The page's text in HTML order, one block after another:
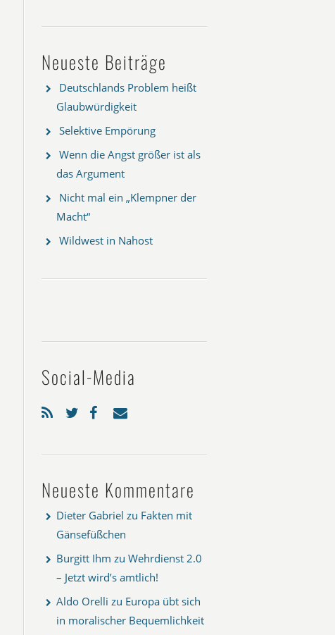
Neueste Beiträge
Deutschlands Problem heißt
Glaubwürdigkeit
Selektive Empörung
Wenn die Angst größer ist als
das Argument
Nicht mal ein „Klempner der
Macht“
Wildwest in Nahost
Social-Media
Neueste Kommentare
Dieter Gabriel zu Fakten mit
Gänsefüßchen
Burgitt Ihm zu Wehrdienst 2.0
– Jetzt wird’s amtlich!
Aldo Orelli zu Europa übt sich
in moralischer Bequemlichkeit